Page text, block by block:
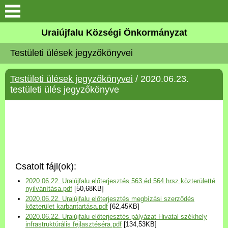
Köszöntő
Elérhetőségek
Uraiújfalu
Választási információk
Versenyképes Járások
Program
Uraiújfalu Községi Önkormányzat
Testületi ülések jegyzőkönyvei
Testületi ülések jegyzőkönyvei / 2020.06.23.
testületi ülés jegyzőkönyve
Csatolt fájl(ok):
2020.06.22. Uraiújfalu előterjesztés 563 éd 564 hrsz közterületté
nyilvánítása.pdf [50,68KB]
2020.06.22. Uraiújfalu előterjesztés megbízási szerződés
közterület karbantartása.pdf [62,45KB]
2020.06.22. Uraiújfalu előterjesztés pályázat Hivatal székhely
infrastruktúrális fejlasztéséra.pdf [134,53KB]